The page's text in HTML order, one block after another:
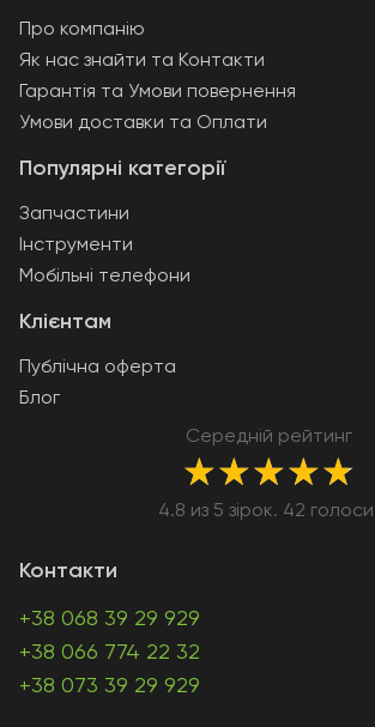
Контакти
+38 068 39 29 929
+38 066 774 22 32
+38 073 39 29 929
Клієнтам
Публічна оферта
Блог
Середній рейтинг
★★★★★
4.8 из 5 зірок. 42
Популярні категорії
Запчастини
Інструменти
Мобільні телефони
Про компанію
Як нас знайти та Контакти
Гарантія та Умови повернення
Умови доставки та Оплати